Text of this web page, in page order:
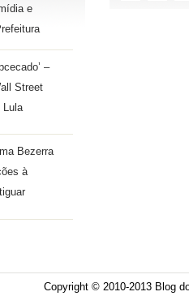
e
–
Street
Lula
Bezerra
à
Copyright © 2010-2013 Blog